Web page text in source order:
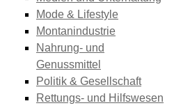
Mode & Lifestyle
Montanindustrie
Nahrung- und
Genussmittel
Politik & Gesellschaft
Rettungs- und Hilfswesen